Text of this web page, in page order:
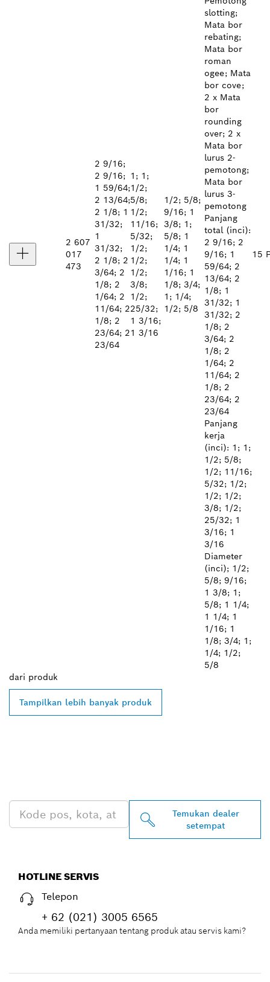
2 607
017
473
2 9/16;
2 9/16;
1 59/64;
2 13/64;
2 1/8; 1
31/32;
1
31/32;
2 1/8; 2
3/64; 2
1/8; 2
1/64; 2
11/64; 2
1/8; 2
23/64; 2
23/64
1; 1;
1/2;
5/8;
1/2;
11/16;
5/32;
1/2;
1/2;
1/2;
3/8;
1/2;
25/32;
1 3/16;
1 3/16
1/2; 5/8;
9/16; 1
3/8; 1;
5/8; 1
1/4; 1
1/4; 1
1/16; 1
1/8; 3/4;
1; 1/4;
1/2; 5/8
slotting;
Mata bor
rebating;
Mata bor
roman
ogee; Mata
bor cove;
2 x Mata
bor
rounding
over; 2 x
Mata bor
lurus 2-
pemotong;
Mata bor
lurus 3-
pemotong
Panjang
total (inci):
2 9/16; 2
9/16; 1
59/64; 2
13/64; 2
1/8; 1
31/32; 1
31/32; 2
1/8; 2
3/64; 2
1/8; 2
1/64; 2
11/64; 2
1/8; 2
23/64; 2
23/64
Panjang
kerja
(inci): 1; 1;
1/2; 5/8;
1/2; 11/16;
5/32; 1/2;
1/2; 1/2;
3/8; 1/2;
25/32; 1
3/16; 1
3/16
Diameter
(inci); 1/2;
5/8; 9/16;
1 3/8; 1;
5/8; 1 1/4;
1 1/4; 1
1/16; 1
1/8; 3/4; 1;
1/4; 1/2;
5/8
15
dari produk
Tampilkan lebih banyak produk
Temukan dealer
setempat
HOTLINE SERVIS
Telepon
+ 62 (021) 3005 6565
Anda memiliki pertanyaan tentang produk atau servis kami?